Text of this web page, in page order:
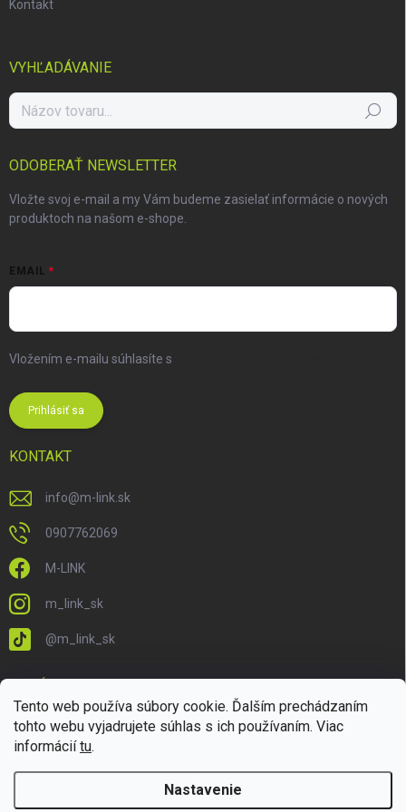
Tento web používa súbory cookie. Ďalším prechádzaním
tohto webu vyjadrujete súhlas s ich používaním. Viac
informáciítu.
Nastavenie
Kontakt
VYHĽADÁVANIE
Hľadať
ODOBERAŤ NEWSLETTER
Vložte svoj e-mail a my Vám budeme zasielať informácie o nových
produktoch na našom e-shope.
EMAIL
Vložením e-mailu súhlasíte s
Prihlásiť sa
KONTAKT
info@m-link.sk
0907762069
M-LINK
m_link_sk
@m_link_sk